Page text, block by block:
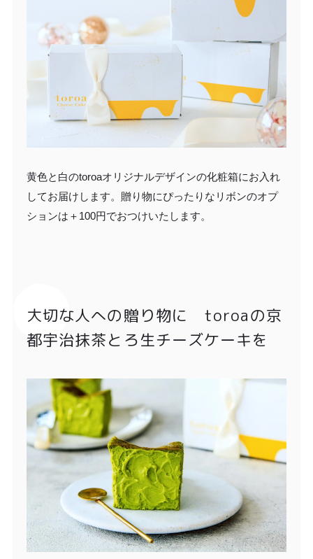
黄色と白のtoroaオリジナルデザインの化粧箱にお入れ
してお届けします。贈り物にぴったりなリボンのオプ
ションは＋100円でおつけいたします。
大切な人への贈り物に toroaの京
都宇治抹茶とろ生チーズケーキを